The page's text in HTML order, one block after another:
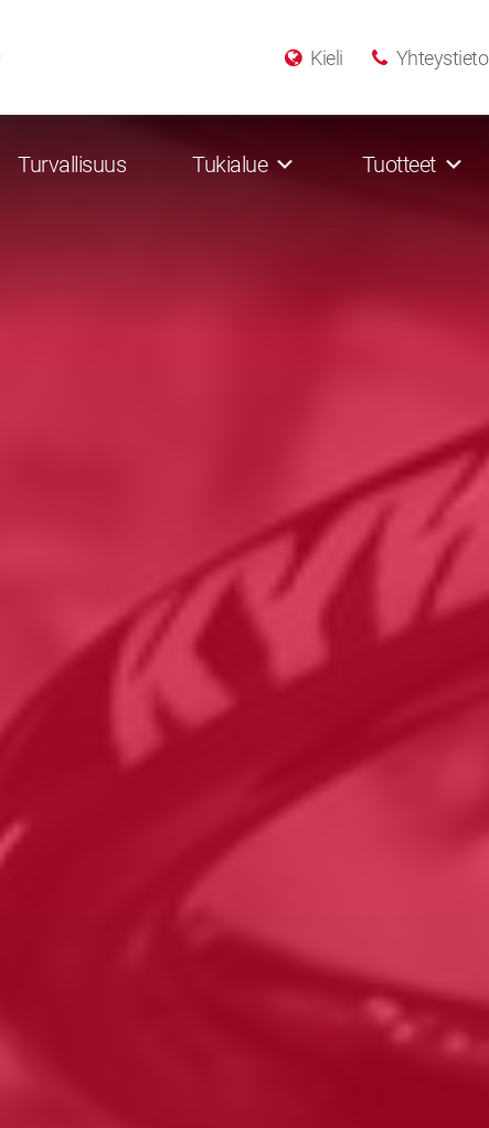
Yhteystieto
Kieli
Turvallisuus Tukialue Tuotteet